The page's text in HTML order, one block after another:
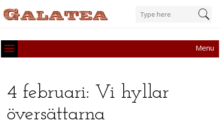
Menu
4 februari: Vi hyllar
översättarna